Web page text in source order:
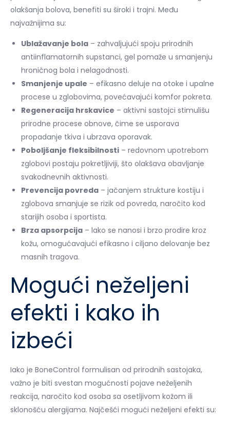
olakšanja bolova, benefiti su široki i trajni. Među
najvažnijima su:
Ublažavanje bola – zahvaljujući spoju prirodnih
antiinflamatornih supstanci, gel pomaže u smanjenju
hroničnog bola i nelagodnosti.
Smanjenje upale – efikasno deluje na otoke i upalne
procese u zglobovima, povećavajući komfor pokreta.
Regeneracija hrskavice – aktivni sastojci stimulišu
prirodne procese obnove, čime se usporava
propadanje tkiva i ubrzava oporavak.
Poboljšanje fleksibilnosti – redovnom upotrebom
zglobovi postaju pokretljiviji, što olakšava obavljanje
svakodnevnih aktivnosti.
Prevencija povreda – jačanjem strukture kostiju i
zglobova smanjuje se rizik od povreda, naročito kod
starijih osoba i sportista.
Brza apsorpcija – lako se nanosi i brzo prodire kroz
kožu, omogućavajući efikasno i ciljano delovanje bez
masnih tragova.
Mogući neželjeni
efekti i kako ih
izbeći
Iako je BoneControl formulisan od prirodnih sastojaka,
važno je biti svestan mogućnosti pojave neželjenih
reakcija, naročito kod osoba sa osetljivom kožom ili
sklonošću alergijama. Najčešći mogući neželjeni efekti su: